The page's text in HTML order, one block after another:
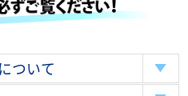
ついて